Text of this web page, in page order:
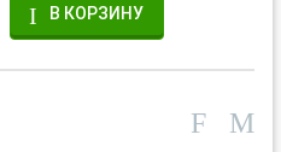
В КОРЗИНУ